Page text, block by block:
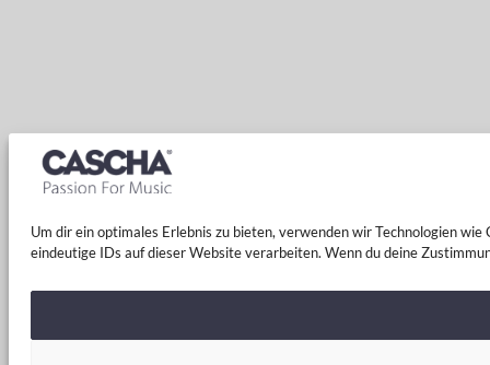
Um dir ein optimales Erlebnis zu bieten, verwenden wir Technologien
eindeutige IDs auf dieser Website verarbeiten. Wenn du deine